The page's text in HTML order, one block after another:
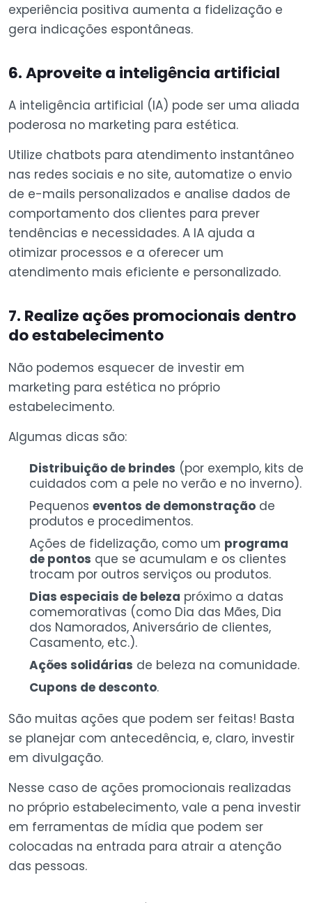
experiência positiva aumenta a fidelização e
gera indicações espontâneas.
6. Aproveite a inteligência artificial
A inteligência artificial (IA) pode ser uma aliada
poderosa no marketing para estética.
Utilize chatbots para atendimento instantâneo
nas redes sociais e no site, automatize o envio
de e-mails personalizados e analise dados de
comportamento dos clientes para prever
tendências e necessidades. A IA ajuda a
otimizar processos e a oferecer um
atendimento mais eficiente e personalizado.
7. Realize ações promocionais dentro
do estabelecimento
Não podemos esquecer de investir em
marketing para estética no próprio
estabelecimento.
Algumas dicas são:
Distribuição de brindes (por exemplo, kits de
cuidados com a pele no verão e no inverno).
Pequenos eventos de demonstração de
produtos e procedimentos.
Ações de fidelização, como um programa
de pontos que se acumulam e os clientes
trocam por outros serviços ou produtos.
Dias especiais de beleza próximo a datas
comemorativas (como Dia das Mães, Dia
dos Namorados, Aniversário de clientes,
Casamento, etc.).
Ações solidárias de beleza na comunidade.
Cupons de desconto.
São muitas ações que podem ser feitas! Basta
se planejar com antecedência, e, claro, investir
em divulgação.
Nesse caso de ações promocionais realizadas
no próprio estabelecimento, vale a pena investir
em ferramentas de mídia que podem ser
colocadas na entrada para atrair a atenção
das pessoas.